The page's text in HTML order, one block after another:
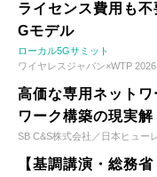
ライセンス費用も
Gモデル
ローカル5Gサミット
ワイヤレスジャパン×WTP 2026
高価な専用ネット
ワーク構築の現実解
SB C&S株式会社／日本ヒュー
【基調講演・総務